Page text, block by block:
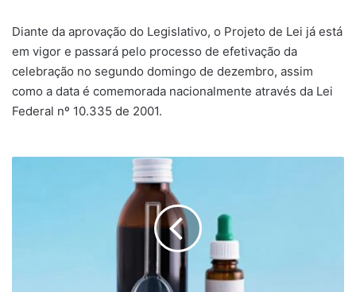
Diante da aprovação do Legislativo, o Projeto de Lei já está
em vigor e passará pelo processo de efetivação da
celebração no segundo domingo de dezembro, assim
como a data é comemorada nacionalmente através da Lei
Federal nº 10.335 de 2001.